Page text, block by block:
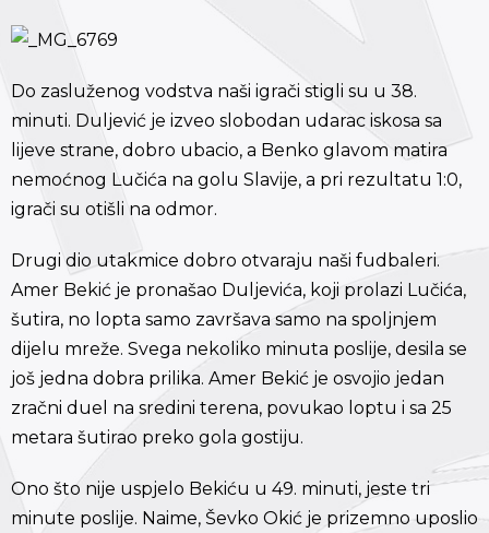
Do zasluženog vodstva naši igrači stigli su u 38.
minuti. Duljević je izveo slobodan udarac iskosa sa
lijeve strane, dobro ubacio, a Benko glavom matira
nemoćnog Lučića na golu Slavije, a pri rezultatu 1:0,
igrači su otišli na odmor.
Drugi dio utakmice dobro otvaraju naši fudbaleri.
Amer Bekić je pronašao Duljevića, koji prolazi Lučića,
šutira, no lopta samo završava samo na spoljnjem
dijelu mreže. Svega nekoliko minuta poslije, desila se
još jedna dobra prilika. Amer Bekić je osvojio jedan
zračni duel na sredini terena, povukao loptu i sa 25
metara šutirao preko gola gostiju.
Ono što nije uspjelo Bekiću u 49. minuti, jeste tri
minute poslije. Naime, Ševko Okić je prizemno uposlio